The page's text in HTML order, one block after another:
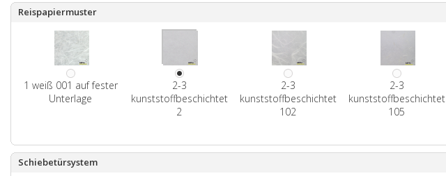
Reispapiermuster
1 weiß 001 auf fester
Unterlage
2-3
kunststoffbeschichtet
2
2-3
kunststoffbeschichtet
102
2-3
kunststoffbeschichtet
105
Schiebetürsystem